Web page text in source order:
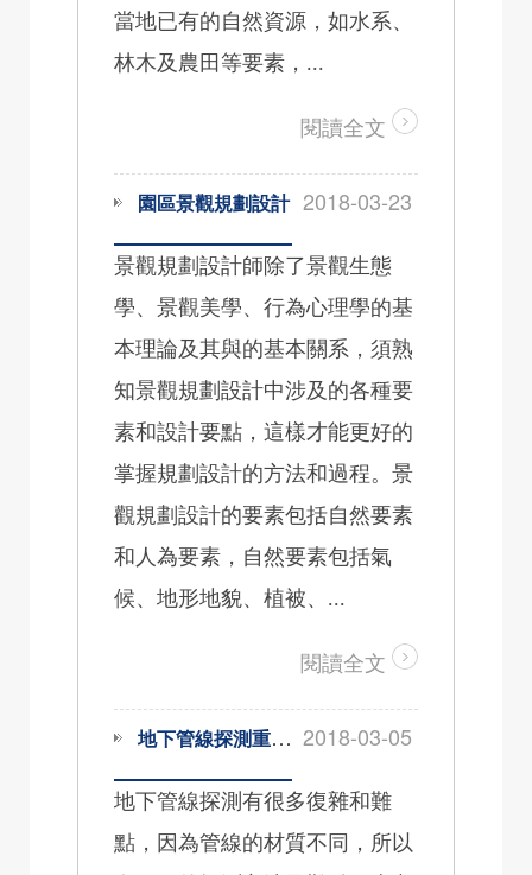
當地已有的自然資源，如水系、
林木及農田等要素，...
閱讀全文
2018-03-23
園區景觀規劃設計
景觀規劃設計師除了景觀生態
學、景觀美學、行為心理學的基
本理論及其與的基本關系，須熟
知景觀規劃設計中涉及的各種要
素和設計要點，這樣才能更好的
掌握規劃設計的方法和過程。景
觀規劃設計的要素包括自然要素
和人為要素，自然要素包括氣
候、地形地貌、植被、...
閱讀全文
2018-03-05
地下管線探測重點與難點分析
地下管線探測有很多復雜和難
點，因為管線的材質不同，所以